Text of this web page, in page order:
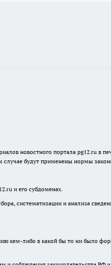
новостного портала pg12.ru в
будут применены нормы
и его субдоменах.
систематизации и анализа
кем-либо в какой бы то ни было